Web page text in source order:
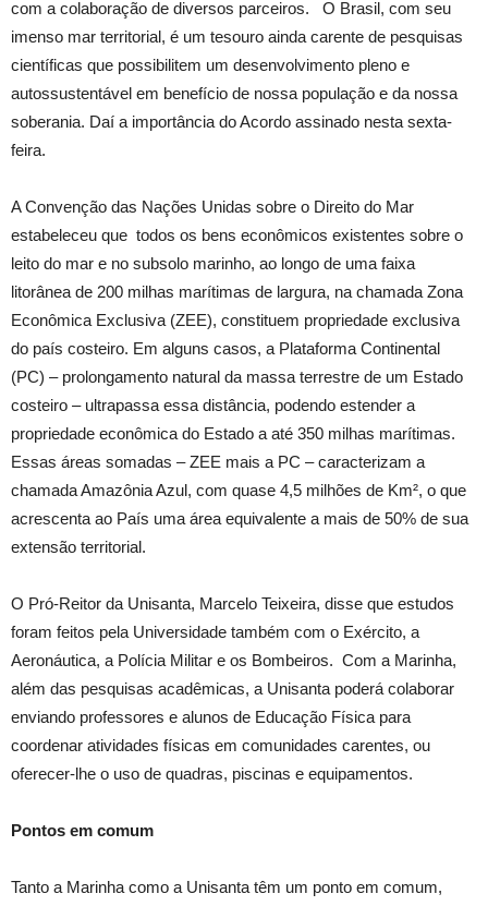
com a colaboração de diversos parceiros. O Brasil, com seu
imenso mar territorial, é um tesouro ainda carente de pesquisas
científicas que possibilitem um desenvolvimento pleno e
autossustentável em benefício de nossa população e da nossa
soberania. Daí a importância do Acordo assinado nesta sexta-
feira.
A Convenção das Nações Unidas sobre o Direito do Mar
estabeleceu que todos os bens econômicos existentes sobre o
leito do mar e no subsolo marinho, ao longo de uma faixa
litorânea de 200 milhas marítimas de largura, na chamada Zona
Econômica Exclusiva (ZEE), constituem propriedade exclusiva
do país costeiro. Em alguns casos, a Plataforma Continental
(PC) – prolongamento natural da massa terrestre de um Estado
costeiro – ultrapassa essa distância, podendo estender a
propriedade econômica do Estado a até 350 milhas marítimas.
Essas áreas somadas – ZEE mais a PC – caracterizam a
chamada Amazônia Azul, com quase 4,5 milhões de Km², o que
acrescenta ao País uma área equivalente a mais de 50% de sua
extensão territorial.
O Pró-Reitor da Unisanta, Marcelo Teixeira, disse que estudos
foram feitos pela Universidade também com o Exército, a
Aeronáutica, a Polícia Militar e os Bombeiros. Com a Marinha,
além das pesquisas acadêmicas, a Unisanta poderá colaborar
enviando professores e alunos de Educação Física para
coordenar atividades físicas em comunidades carentes, ou
oferecer-lhe o uso de quadras, piscinas e equipamentos.
Pontos em comum
Tanto a Marinha como a Unisanta têm um ponto em comum,